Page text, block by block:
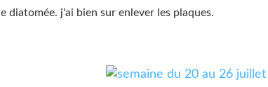
diatomée. j'ai bien sur enlever les plaques.